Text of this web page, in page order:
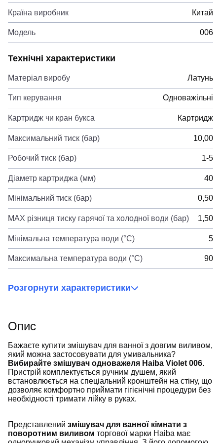
Країна виробник Китай
Модель 006
Технічні характеристики
Матеріал виробу Латунь
Тип керування Одноважільні
Картридж чи кран букса Картридж
Максимальний тиск (бар) 10,00
Робочий тиск (бар) 1-5
Діаметр картриджа (мм) 40
Мінімальний тиск (бар) 0,50
MAX різниця тиску гарячої та холодної води (бар) 1,50
Мінімальна температура води (°C) 5
Максимальна температура води (°C) 90
Розгорнути характеристики
Опис
Бажаєте купити змішувач для ванної з довгим виливом,
який можна застосовувати для умивальника?
Вибирайте змішувач одноважеля Haiba Violet 006.
Пристрій комплектується ручним душем, який
встановлюється на спеціальний кронштейн на стіну, що
дозволяє комфортно приймати гігієнічні процедури без
необхідності тримати лійку в руках.
Представлений змішувач для ванної кімнати з
поворотним виливом торгової марки Haiba має